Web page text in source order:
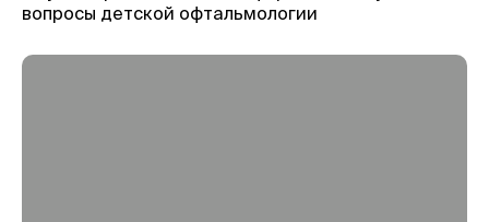
вопросы детской офтальмологии